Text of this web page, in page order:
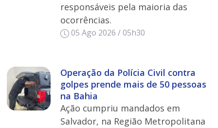
responsáveis pela maioria das
ocorrências.
05 Ago 2026 / 05h30
Operação da Polícia Civil contra
golpes prende mais de 50 pessoas
na Bahia
Ação cumpriu mandados em
Salvador, na Região Metropolitana